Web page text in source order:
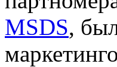
MSDS,